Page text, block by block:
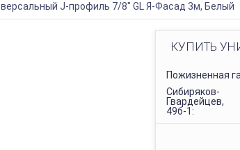
J-профиль 7/8" GL Я-Фасад 3м, Белый
КУПИТЬ
Пожизненная
Сибиряков-
Гвардейцев,
49б-1: